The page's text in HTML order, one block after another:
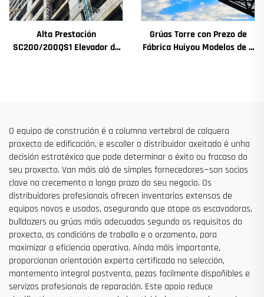
Alta Prestación
SC200/200QS1 Elevador de
Grúas Torre con Prezo de
Fábrica Huiyou Modelos de 4
O equipo de construción é a columna vertebral de calquera
proxecto de edificación, e escoller o distribuidor axeitado é unha
decisión estratéxica que pode determinar o éxito ou fracaso do
seu proxecto. Van máis aló de simples fornecedores—son socios
clave no crecemento a longo prazo do seu negocio. Os
distribuidores profesionais ofrecen inventarios extensos de
equipos novos e usados, asegurando que atope as escavadoras,
bulldozers ou grúas máis adecuadas segundo os requisitos do
proxecto, as condicións de traballo e o orzamento, para
maximizar a eficiencia operativa. Aínda máis importante,
proporcionan orientación experta certificada na selección,
mantemento integral postventa, pezas facilmente dispoñibles e
servizos profesionais de reparación. Este apoio reduce